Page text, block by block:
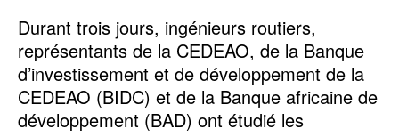
Durant trois jours, ingénieurs routiers,
représentants de la CEDEAO, de la Banque
d’investissement et de développement de la
CEDEAO (BIDC) et de la Banque africaine de
développement (BAD) ont étudié les